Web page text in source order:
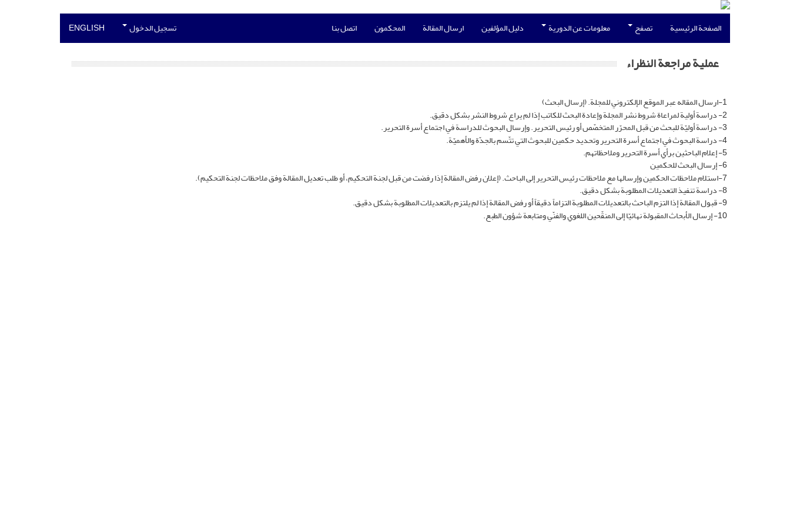
الصفحة الرئيسية تصفح معلومات عن الدورية دليل المؤلفين ارسال المقالة المحكمون اتصل بنا تسجيل الدخول ENGLISH
عملية مراجعة النظراء
1-ارسال المقاله عبر الموقع الإلکتروني للمجلة. (إرسال البحث)
2- دراسة أولية لمراعاة شروط نشر المجلة وإعادة البحث للکاتب إذا لم يراع شروط النشر بشکل دقيق.
3- دراسة أوليّة للبحث من قبل المحرّر المتخصّص أو رئيس التحرير. وإرسال البحوث للدراسة في اجتماع أسرة التحرير.
4- دراسة البحوث في اجتماع أسرة التحرير وتحديد حکمين للبحوث التي تتّسم بالجدّة والأهميّة.
5- إعلام الباحثين برأي أسرة التحرير وملاحظاتهم.
6- إرسال البحث للحکمين
7-استلام ملاحظات الحکمين وإرسالها مع ملاحظات رئيس التحرير إلى الباحث. (إعلان رفض المقالة إذا رفضت من قبل لجنة التحکيم، أو طلب تعديل المقالة وفق ملاحظات لجنة التحکيم).
8- دراسة تنفيذ التعديلات المطلوبة بشکل دقيق.
9- قبول المقالة إذا التزم الباحث بالتعديلات المطلوبة التزاماً دقيقاً أو رفض المقالة إذا لم يلتزم بالتعديلات المطلوبة بشکل دقيق.
10- إرسال الأبحاث المقبولة نهائيّا إلى المنقّحين اللغوي والفنّي ومتابعة شؤون الطبع.